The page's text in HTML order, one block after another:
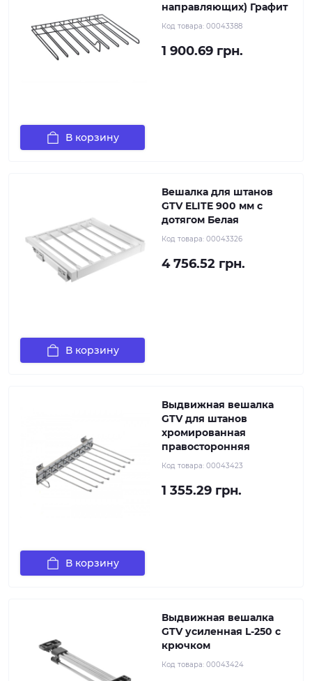
направляющих) Графит
Код товара: 00043388
1 900.69 грн.
В корзину
Вешалка для штанов
GTV ELITE 900 мм с
дотягом Белая
Код товара: 00043326
4 756.52 грн.
В корзину
Выдвижная вешалка
GTV для штанов
хромированная
правосторонняя
Код товара: 00043423
1 355.29 грн.
В корзину
Выдвижная вешалка
GTV усиленная L-250 с
крючком
Код товара: 00043424